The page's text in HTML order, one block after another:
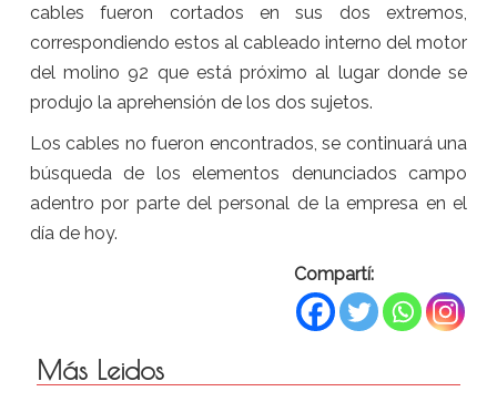
cables fueron cortados en sus dos extremos,
correspondiendo estos al cableado interno del motor
del molino 92 que está próximo al lugar donde se
produjo la aprehensión de los dos sujetos.
Los cables no fueron encontrados, se continuará una
búsqueda de los elementos denunciados campo
adentro por parte del personal de la empresa en el
día de hoy.
Compartí:
Más Leidos